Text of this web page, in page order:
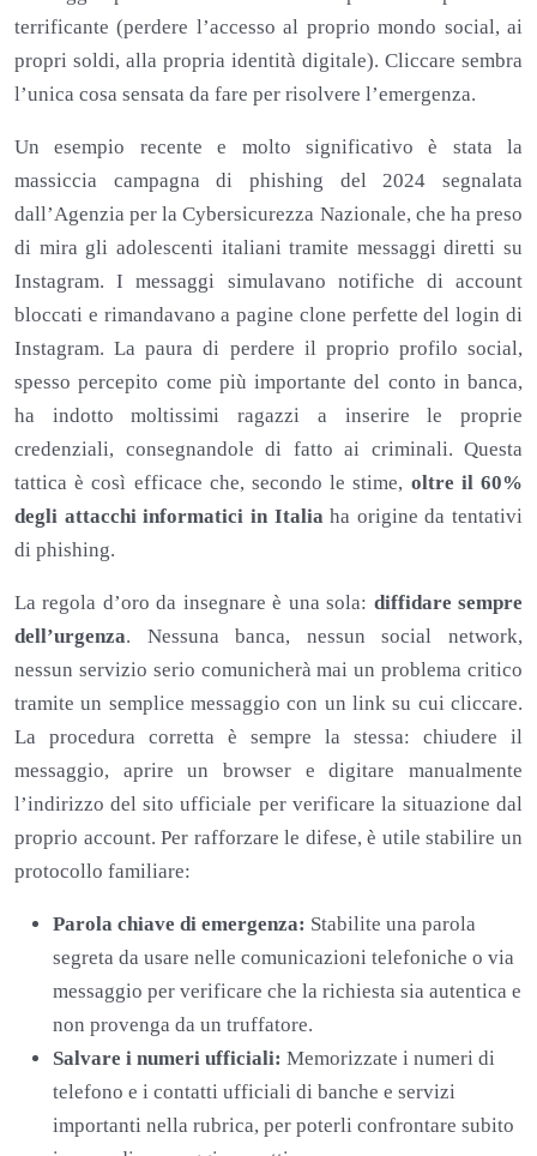
terrificante (perdere l’accesso al proprio mondo social, ai
propri soldi, alla propria identità digitale). Cliccare sembra
l’unica cosa sensata da fare per risolvere l’emergenza.
Un esempio recente e molto significativo è stata la
massiccia campagna di phishing del 2024 segnalata
dall’Agenzia per la Cybersicurezza Nazionale, che ha preso
di mira gli adolescenti italiani tramite messaggi diretti su
Instagram. I messaggi simulavano notifiche di account
bloccati e rimandavano a pagine clone perfette del login di
Instagram. La paura di perdere il proprio profilo social,
spesso percepito come più importante del conto in banca,
ha indotto moltissimi ragazzi a inserire le proprie
credenziali, consegnandole di fatto ai criminali. Questa
tattica è così efficace che, secondo le stime, oltre il 60%
degli attacchi informatici in Italiaha origine da tentativi
di phishing.
La regola d’oro da insegnare è una sola: diffidare sempre
dell’urgenza. Nessuna banca, nessun social network,
nessun servizio serio comunicherà mai un problema critico
tramite un semplice messaggio con un link su cui cliccare.
La procedura corretta è sempre la stessa: chiudere il
messaggio, aprire un browser e digitare manualmente
l’indirizzo del sito ufficiale per verificare la situazione dal
proprio account. Per rafforzare le difese, è utile stabilire un
protocollo familiare:
Parola chiave di emergenza: Stabilite una parola
segreta da usare nelle comunicazioni telefoniche o via
messaggio per verificare che la richiesta sia autentica e
non provenga da un truffatore.
Salvare i numeri ufficiali: Memorizzate i numeri di
telefono e i contatti ufficiali di banche e servizi
importanti nella rubrica, per poterli confrontare subito